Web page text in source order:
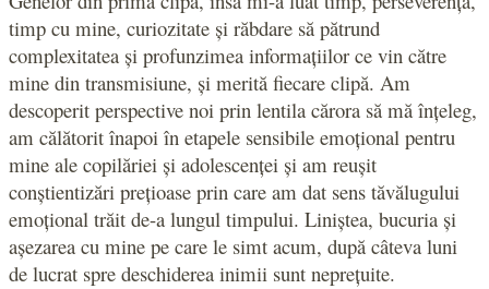
timp cu mine, curiozitate și răbdare să pătrund
complexitatea și profunzimea informațiilor ce vin către
mine din transmisiune, și merită fiecare clipă. Am
descoperit perspective noi prin lentila cărora să mă înțeleg,
am călătorit înapoi în etapele sensibile emoțional pentru
mine ale copilăriei și adolescenței și am reușit
conștientizări prețioase prin care am dat sens tăvălugului
emoțional trăit de-a lungul timpului. Liniștea, bucuria și
așezarea cu mine pe care le simt acum, după câteva luni
de lucrat spre deschiderea inimii sunt neprețuite.